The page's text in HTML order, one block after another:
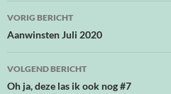
Bericht
navigatie
VORIG BERICHT
Aanwinsten Juli 2020
VOLGEND BERICHT
Oh ja, deze las ik ook nog #7